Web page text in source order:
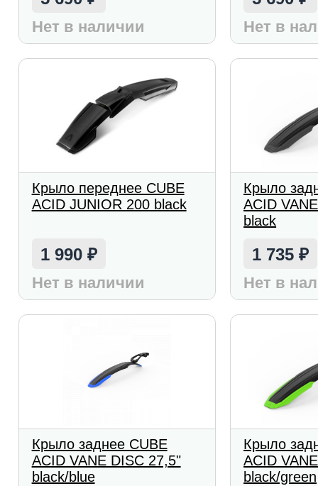
Нет в наличии Нет в
Крыло переднее CUBE
ACID JUNIOR 200 black
1 990 ₽
Нет в наличии
Крыло
ACID
black
1 735₽
Нет в
Крыло заднее CUBE
ACID VANE DISC 27,5"
black/blue
Крыло
ACID
black/green